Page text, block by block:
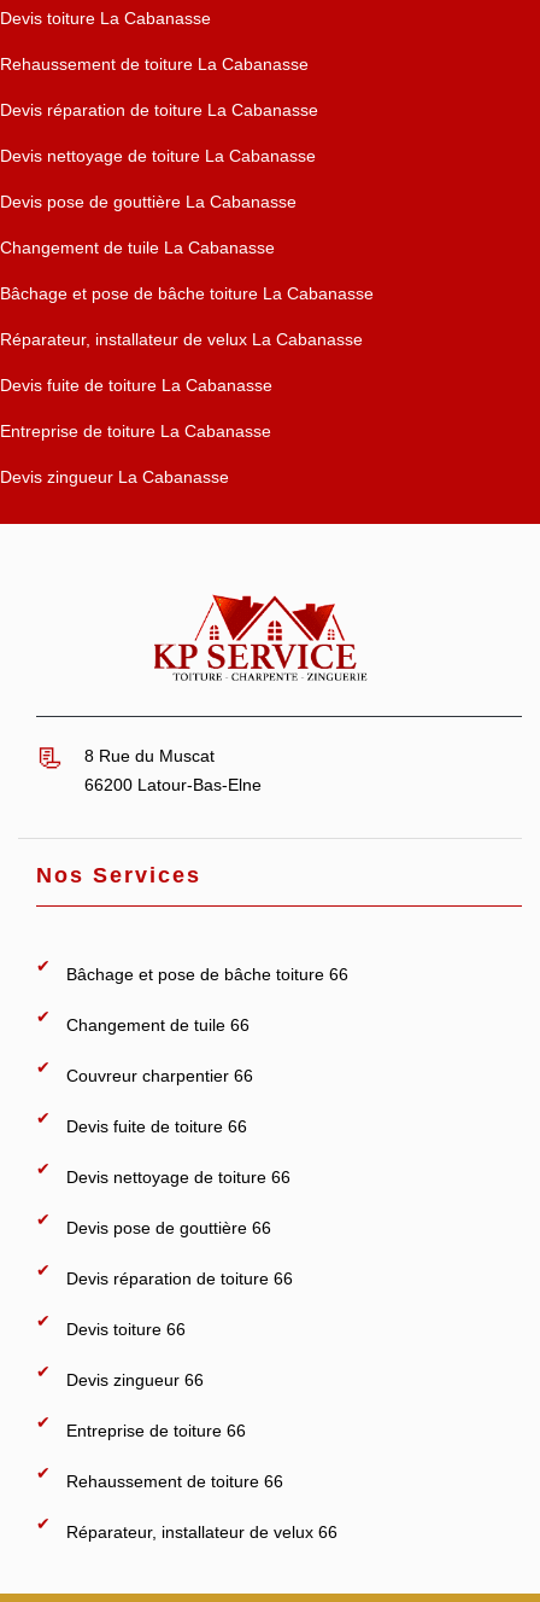
Devis toiture La Cabanasse
Rehaussement de toiture La Cabanasse
Devis réparation de toiture La Cabanasse
Devis nettoyage de toiture La Cabanasse
Devis pose de gouttière La Cabanasse
Changement de tuile La Cabanasse
Bâchage et pose de bâche toiture La Cabanasse
Réparateur, installateur de velux La Cabanasse
Devis fuite de toiture La Cabanasse
Entreprise de toiture La Cabanasse
Devis zingueur La Cabanasse
8 Rue du Muscat
66200 Latour-Bas-Elne
Nos Services
Bâchage et pose de bâche toiture 66
Changement de tuile 66
Couvreur charpentier 66
Devis fuite de toiture 66
Devis nettoyage de toiture 66
Devis pose de gouttière 66
Devis réparation de toiture 66
Devis toiture 66
Devis zingueur 66
Entreprise de toiture 66
Rehaussement de toiture 66
Réparateur, installateur de velux 66